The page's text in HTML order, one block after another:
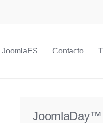
JoomlaES Contacto
JoomlaDay™